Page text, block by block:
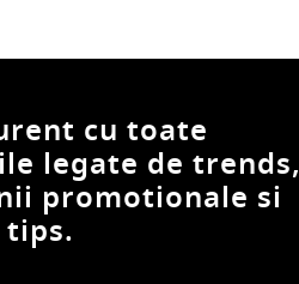
cu toate
legate de trends,
promotionale si